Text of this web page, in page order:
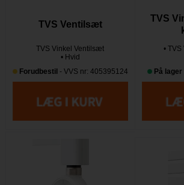
TVS Ventilsæt
TVS Vinkel Ventilsæt
• Hvid
Forudbestil - VVS nr: 405395124
TVS
•
På lager